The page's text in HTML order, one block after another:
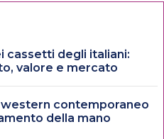
cassetti degli italiani:
valore e mercato
western contemporaneo
della mano